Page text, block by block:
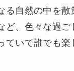
る自然の中を散
ど、色々な過ご
ていて誰でも楽